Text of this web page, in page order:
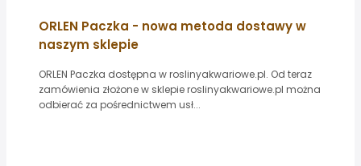
ORLEN Paczka - nowa metoda dostawy w
naszym sklepie
ORLEN Paczka dostępna w roslinyakwariowe.pl. Od teraz
zamówienia złożone w sklepie roslinyakwariowe.pl można
odbierać za pośrednictwem usł...